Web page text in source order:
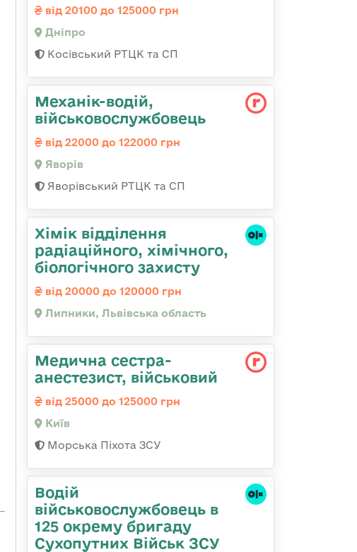
від 20100 до 125000 грн
Дніпро
Косівський РТЦК та СП
Механік-водій,
військовослужбовець
від 22000 до 122000 грн
Яворів
Яворівський РТЦК та СП
Хімік відділення
радіаційного, хімічного,
біологічного захисту
від 20000 до 120000 грн
Липники, Львівська область
Медична сестpа-
анестезист, військовий
від 25000 до 125000 грн
Київ
Морська Піхота ЗСУ
Водій
військовослужбовець в
125 окрему бригаду
Сухопутних Військ ЗСУ